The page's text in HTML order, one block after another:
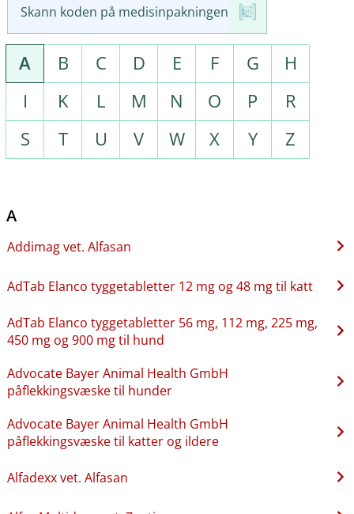
Skann koden på medisinpakningen
A B C D E F G
H
I
K L M N O P
R
S
T U V W X Y Z
A
Addimag vet. Alfasan
AdTab Elanco tyggetabletter 12 mg og 48 mg til katt
AdTab Elanco tyggetabletter 56 mg, 112 mg, 225 mg,
450 mg og 900 mg til hund
Advocate Bayer Animal Health GmbH
påflekkingsvæske til hunder
Advocate Bayer Animal Health GmbH
påflekkingsvæske til katter og ildere
Alfadexx vet. Alfasan